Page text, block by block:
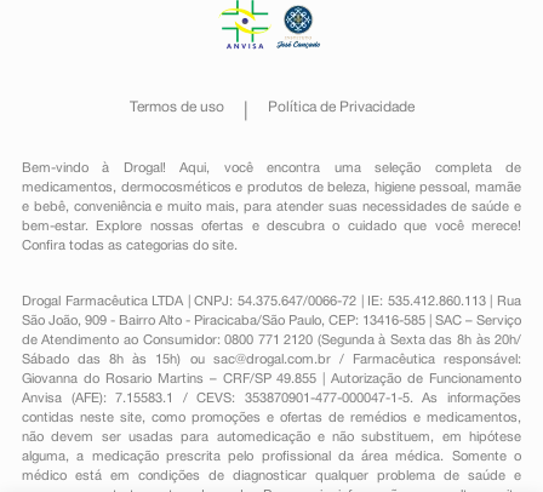
Termos de uso Política de Privacidade
Bem-vindo à Drogal! Aqui, você encontra uma seleção completa de
medicamentos , dermocosméticos e produtos de beleza, higiene pessoal ,mamãe
e bebê, conveniênciae muito mais, para atender suas necessidades de saúde e
bem-estar. Explore nossas ofertas e descubra o cuidado que você merece!
Confira todas as categorias do site.
Drogal Farmacêutica LTDA | CNPJ: 54.375.647/0066-72 | IE: 535.412.860.113 | Rua
São João, 909 - Bairro Alto - Piracicaba/São Paulo, CEP: 13416-585 | SAC – Serviço
de Atendimento ao Consumidor: 0800 771 2120 (Segunda à Sexta das 8h às 20h/
Sábado das 8h às 15h) ou sac@drogal.com.br/ Farmacêutica responsável:
Giovanna do Rosario Martins – CRF/SP 49.855 | Autorização de Funcionamento
Anvisa (AFE): 7.15583.1 / CEVS: 353870901-477-000047-1-5. As informações
contidas neste site, como promoções e ofertas de remédios e medicamentos,
não devem ser usadas para automedicação e não substituem, em hipótese
alguma, a medicação prescrita pelo profissional da área médica. Somente o
médico está em condições de diagnosticar qualquer problema de saúde e